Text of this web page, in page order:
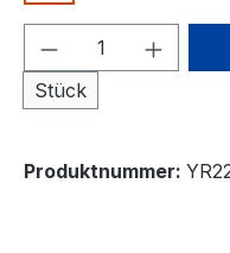
Produkt
Stück
Produktnummer: